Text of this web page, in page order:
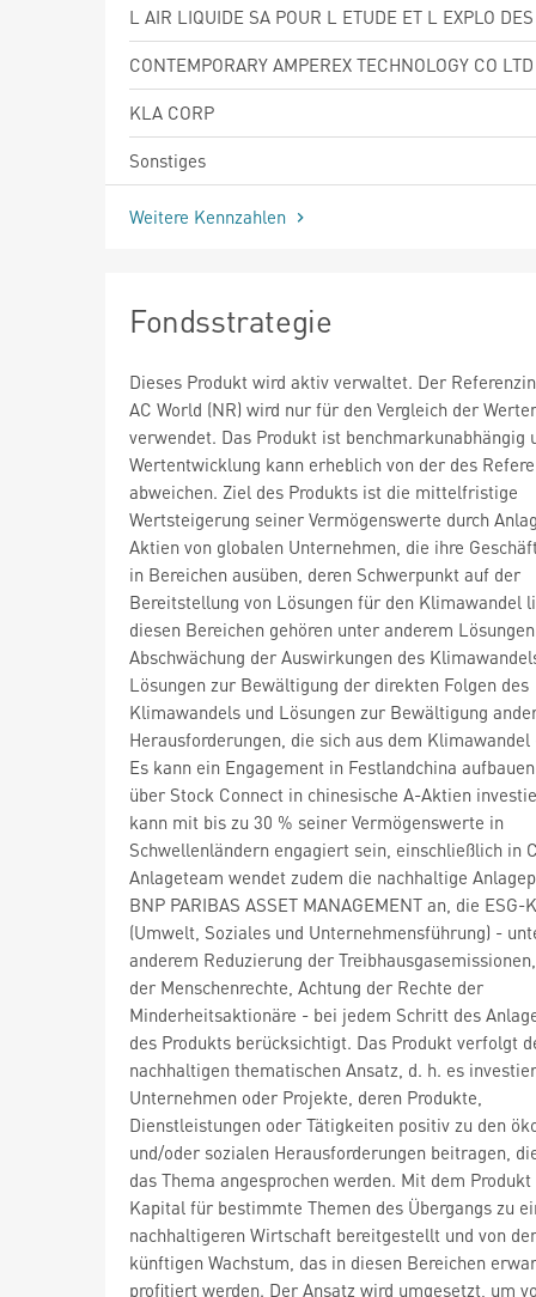
L AIR LIQUIDE SA POUR L ETUDE ET L EXPLO DES
CONTEMPORARY AMPEREX TECHNOLOGY CO LTD
KLA CORP
Sonstiges
Weitere Kennzahlen
Fondsstrategie
Dieses Produkt wird aktiv verwaltet. Der
AC World (NR) wird nur für den Vergleich der
verwendet. Das Produkt ist benchmarkunabhängig
Wertentwicklung kann erheblich von der des
abweichen. Ziel des Produkts ist die mittelfristige
Wertsteigerung seiner Vermögenswerte durch
Aktien von globalen Unternehmen, die ihre
in Bereichen ausüben, deren Schwerpunkt auf der
Bereitstellung von Lösungen für den Klimawandel
diesen Bereichen gehören unter anderem
Abschwächung der Auswirkungen des
Lösungen zur Bewältigung der direkten Folgen des
Klimawandels und Lösungen zur Bewältigung
Herausforderungen, die sich aus dem Klimawandel
Es kann ein Engagement in Festlandchina
über Stock Connect in chinesische A-Aktien
kann mit bis zu 30 % seiner Vermögenswerte in
Schwellenländern engagiert sein, einschließlich in
Anlageteam wendet zudem die nachhaltige
BNP PARIBAS ASSET MANAGEMENT an, die
(Umwelt, Soziales und Unternehmensführung) -
anderem Reduzierung der
der Menschenrechte, Achtung der Rechte der
Minderheitsaktionäre - bei jedem Schritt des
des Produkts berücksichtigt. Das Produkt verfolgt
nachhaltigen thematischen Ansatz, d. h. es
Unternehmen oder Projekte, deren Produkte,
Dienstleistungen oder Tätigkeiten positiv zu den
und/oder sozialen Herausforderungen beitragen,
das Thema angesprochen werden. Mit dem
Kapital für bestimmte Themen des Übergangs zu
nachhaltigeren Wirtschaft bereitgestellt und von
künftigen Wachstum, das in diesen Bereichen
profitiert werden. Der Ansatz wird umgesetzt, um